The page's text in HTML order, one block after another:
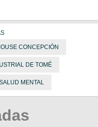
CONCEPCIÓN
DE TOMÉ
MENTAL